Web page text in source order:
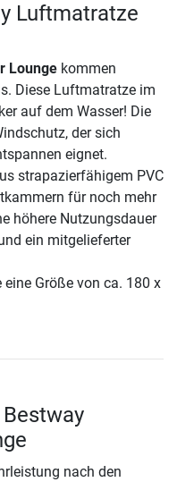
Luftmatratze
Lounge kommen
Diese Luftmatratze im
auf dem Wasser! Die
der sich
eignet.
strapazierfähigem PVC
für noch mehr
höhere Nutzungsdauer
ein mitgelieferter
Größe von ca. 180 x
nach den